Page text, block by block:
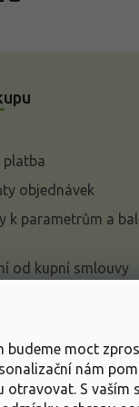
moct
nám
otravovat. S vaším
platba
objednávek
k parametrům a
od kupní smlouvy